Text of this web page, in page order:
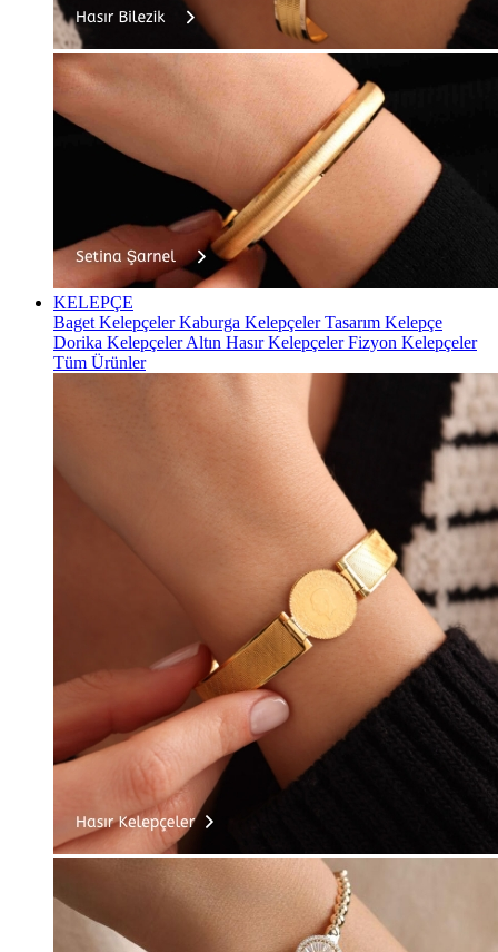
KELEPÇE
Baget KelepçelerKaburga KelepçelerTasarım Kelepçe
Dorika KelepçelerAltın Hasır KelepçelerFizyon Kelepçeler
Tüm Ürünler